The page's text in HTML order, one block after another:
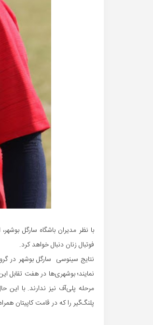
با نظر مدیران باشگاه سارگل
فوتبال زنان دنبال خواهد کرد.
نتایج سینوسی سارگل بوشهر در
مرحله پلی‌آف نیز ندارند. با
پلنگ‌گیر را که در قامت کاپیتان